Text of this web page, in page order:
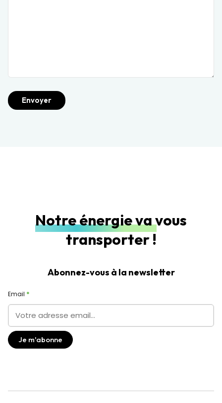
Notre énergie va vous
transporter !
Abonnez-vous à la newsletter
Email